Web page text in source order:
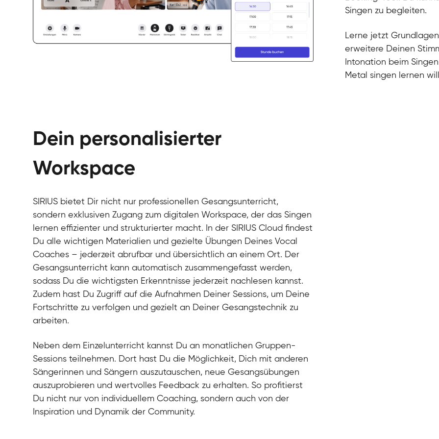
Gesang /
Klara
Gesang /
Ela
Gesang /
Singen zu begleiten.
Lerne jetzt
erweitere Deinen
Intonation beim
Metal singen lernen
Dein personalisierter
Workspace
SIRIUS bietet Dir nicht nur professionellen Gesangsunterricht,
sondern exklusiven Zugang zum digitalen Workspace, der das Singen
lernen effizienter und strukturierter macht. In der SIRIUS Cloud findest
Du alle wichtigen Materialien und gezielte Übungen Deines Vocal
Coaches – jederzeit abrufbar und übersichtlich an einem Ort. Der
Gesangsunterricht kann automatisch zusammengefasst werden,
sodass Du die wichtigsten Erkenntnisse jederzeit nachlesen kannst.
Zudem hast Du Zugriff auf die Aufnahmen Deiner Sessions, um Deine
Fortschritte zu verfolgen und gezielt an Deiner Gesangstechnik zu
arbeiten.
Neben dem Einzelunterricht kannst Du an monatlichen Gruppen-
Sessions teilnehmen. Dort hast Du die Möglichkeit, Dich mit anderen
Sängerinnen und Sängern auszutauschen, neue Gesangsübungen
auszuprobieren und wertvolles Feedback zu erhalten. So profitierst
Du nicht nur von individuellem Coaching, sondern auch von der
Inspiration und Dynamik der Community.